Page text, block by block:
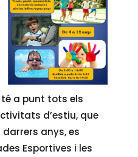
té a punt tots els
d’estiu, que
anys, es
Esportives i les